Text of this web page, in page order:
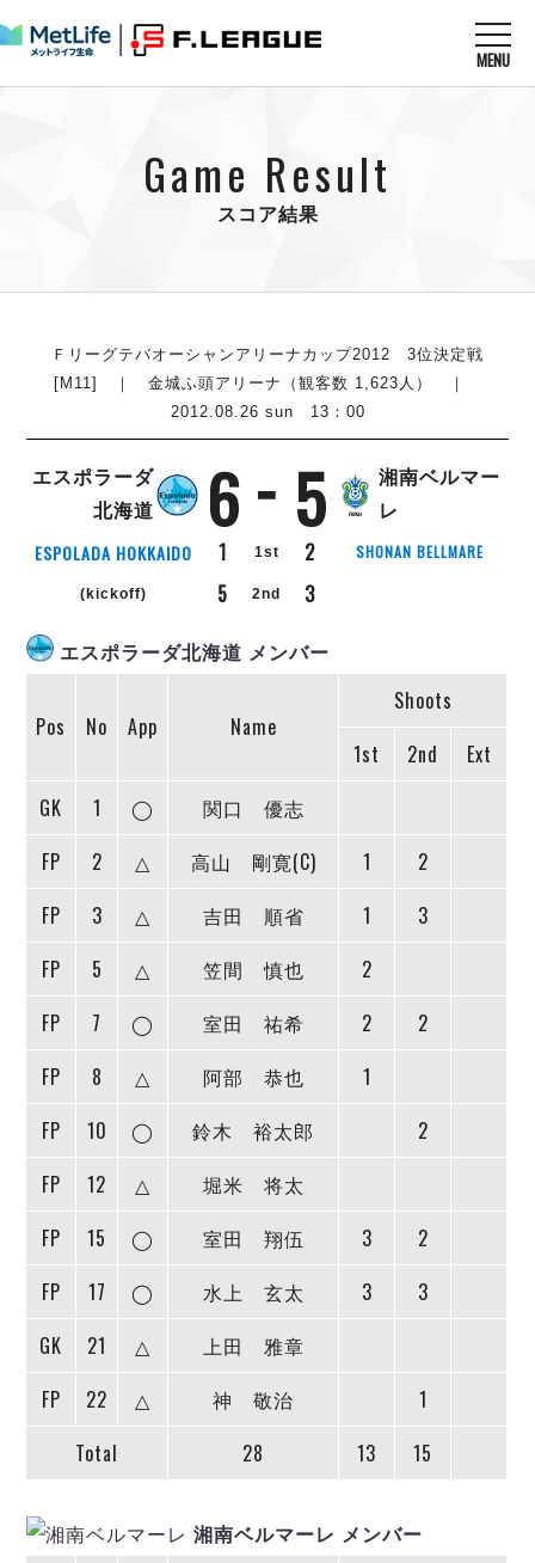
MENU
すべてのニュース
U-23選抜
チケット
メディア情報
試合を観る MATCHES
順位表
戦績表
警告・退場・出場停止選手
個人ランキング｜シュート
個人ランキング｜シュート成功率
個人ランキング｜第2PK
メットライフ生命Ｆ２リーグ
戦績表
個人ランキング｜ゴール
個人ランキング｜シュート成功率
メットライフ生命Ｆリーグカップ 2026
試合日程・結果
アリーナ情報
チケット情報
エスポラーダ北海道
バルドラール浦安
フウガドールすみだ
しながわシティ
立川アスレティックFC
ペスカドーラ町田
湘南ベルマーレ
名古屋オーシャンズ
ボルクバレット北九州
メットライフ生命Ｆ２リーグ
マルバ水戸FC
Y．S．C．C．横浜
ヴィンセドール白山
デウソン神戸
ミラクルスマイル新居浜
チケットを買う TICKET
アリーナ情報
ABOUT US
リーグ概要
リーグ要項
アリーナ観戦マナー&ルール
Ｆリーグカップ 試合記録
リーグ統計データ
ハットトリック
担当審判員
選手の通算記録（Ｆ１）
エスポラーダ北海道
フウガドールすみだ
しながわシティ
ペスカドーラ町田
ボアルース長野
名古屋オーシャンズ
ボルクバレット北九州
選手の通算記録（Ｆ２）
FOLLOW US!
Game Result
スコア結果
Ｆリーグテバオーシャンアリーナカップ2012 3位決定戦
[M11] ｜ 金城ふ頭アリーナ（観客数 1,623人） ｜
2012.08.26 sun 13：00
エスポラーダ
北海道
6 5
湘南ベルマー
レ
ESPOLADA HOKKAIDO 1 1st 2 SHONAN BELLMARE
(kickoff) 5 2nd
3
エスポラーダ北海道 メンバー
Pos No App Name
Shoots
1st
2nd
Ext
GK
1 ◯
関口 優志
FP
2 △ 高山 剛寛(C) 1
2
FP
3 △ 吉田 順省 1
3
FP
5 △ 笠間 慎也
2
FP
7 ◯ 室田 祐希 2
2
FP
8 △ 阿部 恭也
1
FP
10 ◯ 鈴木 裕太郎
2
FP
12 △
堀米 将太
FP
15 ◯ 室田 翔伍 3
2
FP
17 ◯ 水上 玄太 3
3
GK
21 △
上田 雅章
FP
22 △ 神 敬治
1
Total
28 13 15
湘南ベルマーレ メンバー